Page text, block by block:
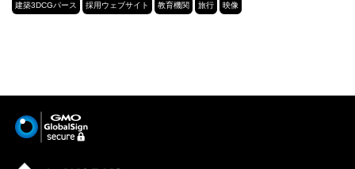
建築3DCGパース 採用ウェブサイト 教育機関 旅行 映像